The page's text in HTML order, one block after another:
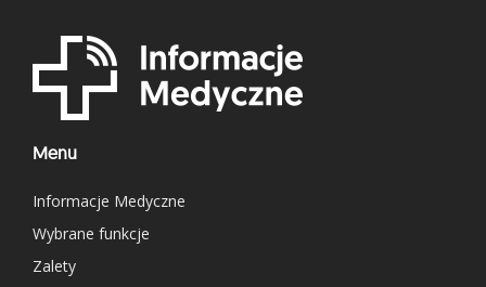
Menu
Informacje Medyczne
Wybrane funkcje
Zalety